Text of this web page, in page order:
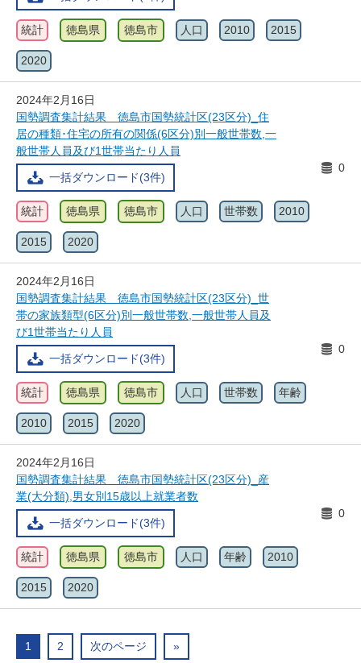
統計 徳島県 徳島市 人口 2010 2015
2020
2024年2月16日
国勢調査集計結果 徳島市国勢統計区(23区分)_住
居の種類･住宅の所有の関係(6区分)別一般世帯数,一
般世帯人員及び1世帯当たり人員
一括ダウンロード(3件)
0
統計 徳島県 徳島市 人口 世帯数 2010
2015 2020
2024年2月16日
国勢調査集計結果 徳島市国勢統計区(23区分)_世
帯の家族類型(6区分)別一般世帯数,一般世帯人員及
び1世帯当たり人員
一括ダウンロード(3件)
0
統計 徳島県 徳島市 人口 世帯数 年齢
2010 2015 2020
2024年2月16日
国勢調査集計結果 徳島市国勢統計区(23区分)_産
業(大分類),男女別15歳以上就業者数
一括ダウンロード(3件)
0
統計 徳島県 徳島市 人口 年齢 2010
2015 2020
1 2 次のページ »